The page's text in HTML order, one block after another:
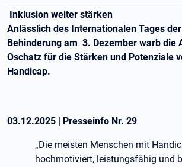
Inklusion weiter stärken
Anlässlich des Internationalen Tages
Behinderung am 3. Dezember warb die
Oschatz für die Stärken und Potenziale
Handicap.
03.12.2025 | Presseinfo Nr. 29
„Die meisten Menschen mit
hochmotiviert, leistungsfähig und